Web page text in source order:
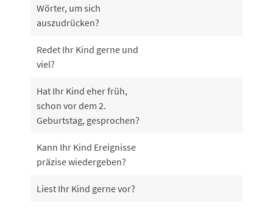
Wörter, um sich
auszudrücken?
Redet Ihr Kind gerne und
viel?
Hat Ihr Kind eher früh,
schon vor dem 2.
Geburtstag, gesprochen?
Kann Ihr Kind Ereignisse
präzise wiedergeben?
Liest Ihr Kind gerne vor?